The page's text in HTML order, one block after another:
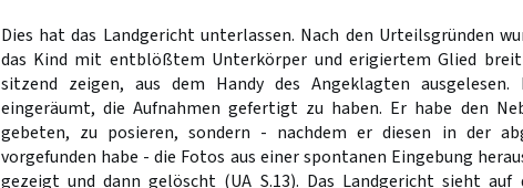
Dies hat das Landgericht unterlassen. Nach den Urteilsgründen
das Kind mit entblößtem Unterkörper und erigiertem Glied
sitzend zeigen, aus dem Handy des Angeklagten
eingeräumt, die Aufnahmen gefertigt zu haben. Er habe den
gebeten, zu posieren, sondern - nachdem er diesen in der
vorgefunden habe - die Fotos aus einer spontanen Eingebung
gezeigt und dann gelöscht (UA S.13). Das Landgericht sieht auf